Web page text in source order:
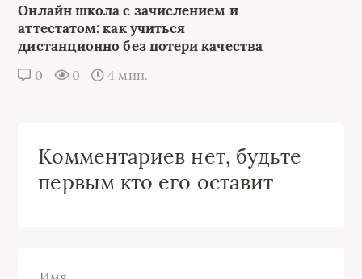
Онлайн школа с зачислением и
аттестатом: как учиться
дистанционно без потери качества
0 0 4 мин.
Комментариев нет, будьте
первым кто его оставит